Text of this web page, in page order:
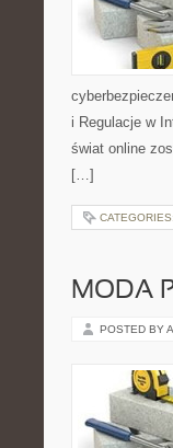
i Regulacje w
świat online
[…]
CATEGORIES:
MODA
POSTED BY